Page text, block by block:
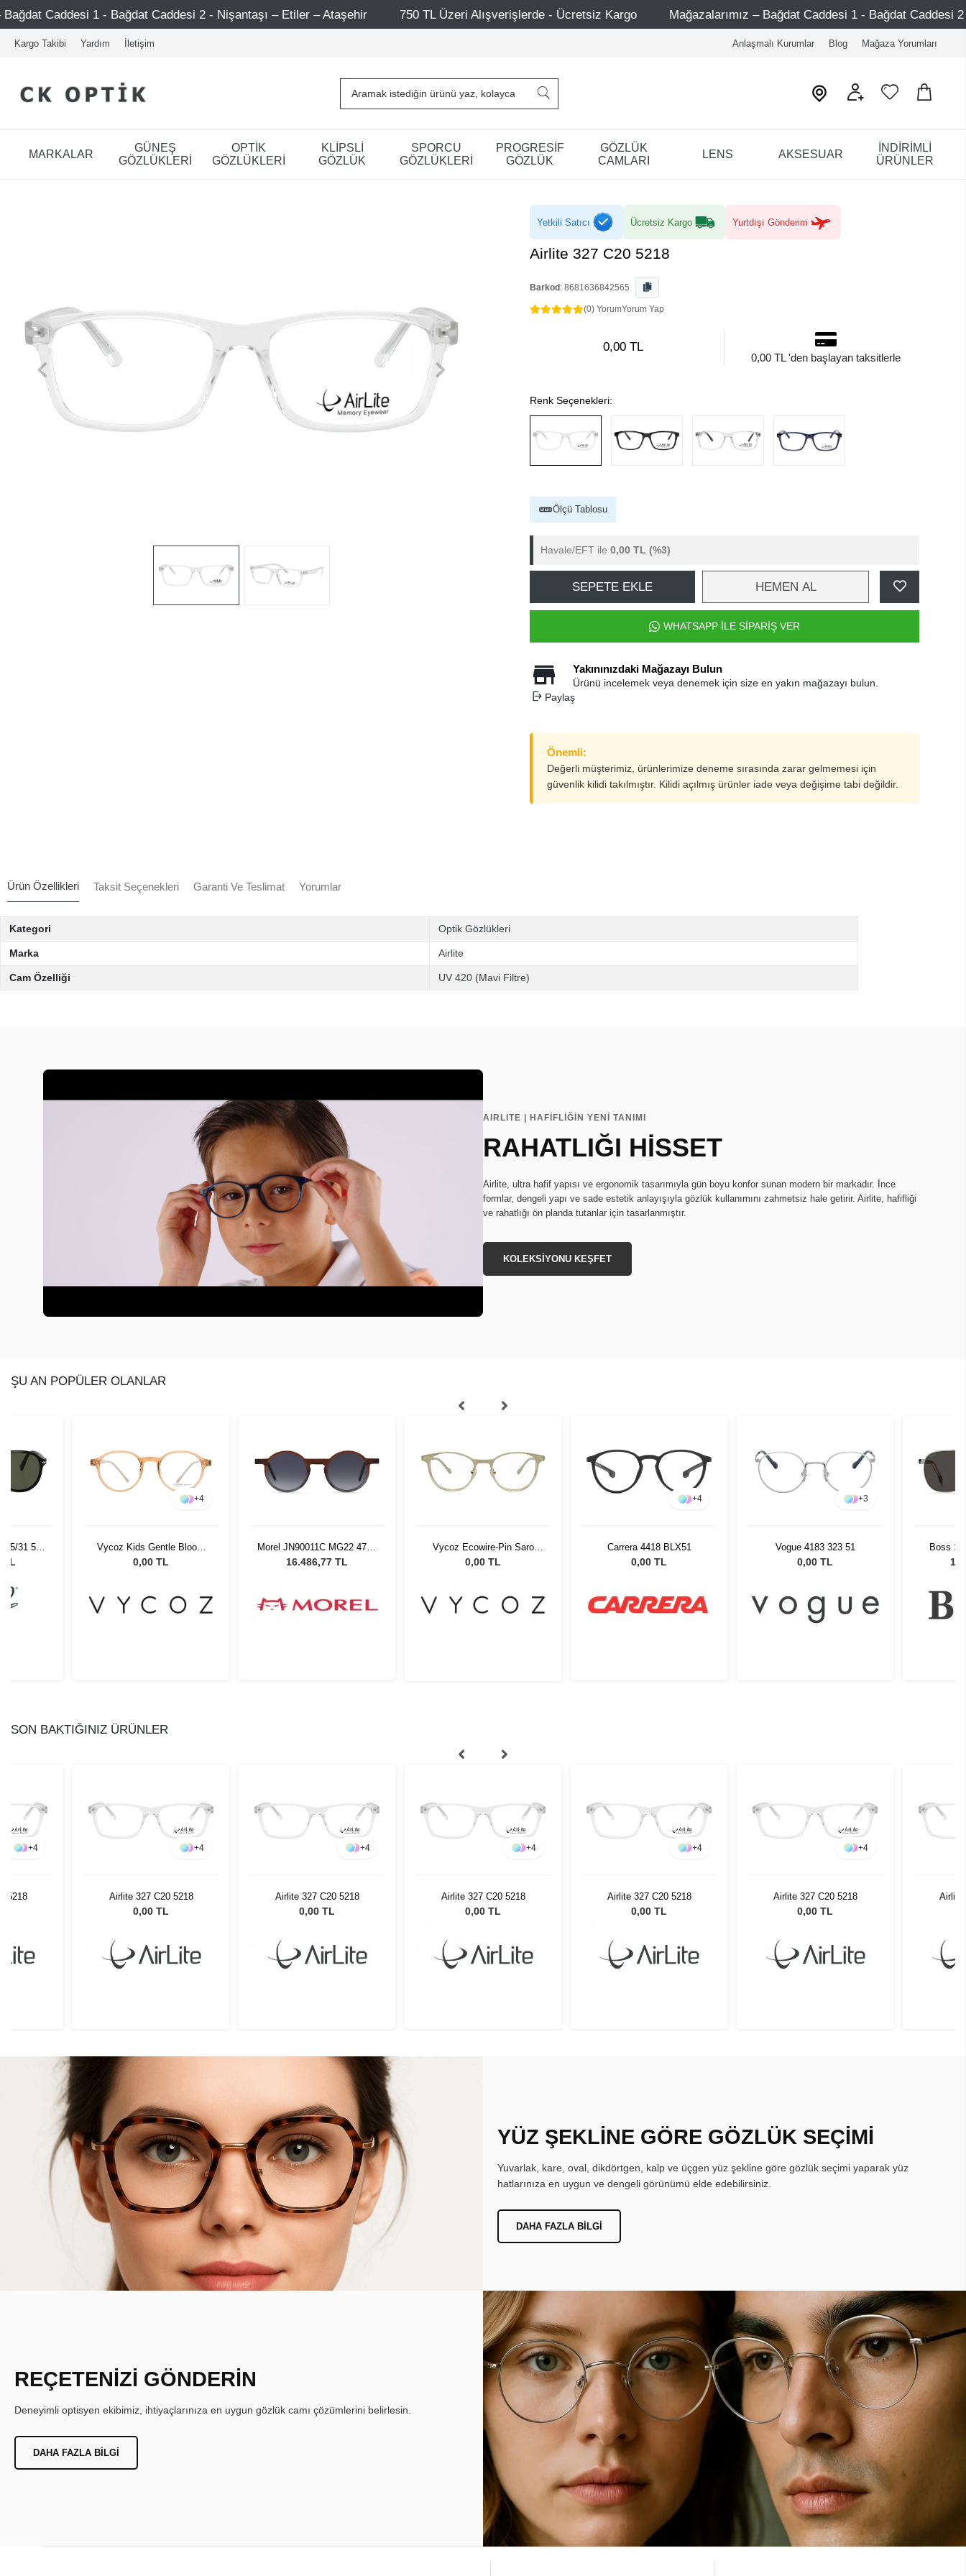
Bağdat Caddesi 2 - Nişantaşı – Etiler – Ataşehir 750 TL Üzeri Alışverişlerde - Ücretsiz Kargo Mağazalarımız – Bağdat Caddesi 1 - Bağdat Caddesi 2 - Nişantaşı –
Kargo Takibi Yardım İletişim Anlaşmalı Kurumlar Blog Mağaza Yorumları
MARKALAR
GÜNEŞ
GÖZLÜKLERİ
OPTİK
GÖZLÜKLERİ
KLİPSLİ
GÖZLÜK
SPORCU
GÖZLÜKLERİ
PROGRESİF
GÖZLÜK
GÖZLÜK
CAMLARI
LENS AKSESUAR
İNDİRİMLİ
ÜRÜNLER
Yetkili Satıcı Ücretsiz Kargo Yurtdışı Gönderim
Airlite 327 C20 5218
Barkod : 8681636842565
(0) YorumYorum Yap
0,00 TL
0,00 TL 'den başlayan taksitlerle
Renk Seçenekleri:
Ölçü Tablosu
Havale/EFT ile 0,00 TL (%3)
SEPETE EKLE HEMEN AL
WHATSAPP İLE SİPARİŞ VER
Yakınınızdaki Mağazayı Bulun
Ürünü incelemek veya denemek için size en yakın mağazayı bulun.
Paylaş
Önemli:
Değerli müşterimiz, ürünlerimize deneme sırasında zarar gelmemesi için
güvenlik kilidi takılmıştır. Kilidi açılmış ürünler iade veya değişime tabi değildir.
Ürün Özellikleri Taksit Seçenekleri Garanti Ve Teslimat Yorumlar
Kategori Optik Gözlükleri
Marka Airlite
Cam Özelliği UV 420 (Mavi Filtre)
AIRLITE | HAFİFLİĞİN YENİ TANIMI
RAHATLIĞI HİSSET
Airlite, ultra hafif yapısı ve ergonomik tasarımıyla gün boyu konfor sunan modern bir markadır. İnce
formlar, dengeli yapı ve sade estetik anlayışıyla gözlük kullanımını zahmetsiz hale getirir. Airlite, hafifliği
ve rahatlığı ön planda tutanlar için tasarlanmıştır.
KOLEKSİYONU KEŞFET
ŞU AN POPÜLER OLANLAR
95/31 55
TL
+4
Vycoz Kids Gentle Bloom
BRN 46-19 135
0,00 TL
Morel JN90011C MG22 4723
Unisex Güneş Gözlüğü
16.486,77 TL
Vycoz Ecowire-Pin Saro
TOP 50-19
0,00 TL
+4
Carrera 4418 BLX51
0,00 TL
+3
Vogue 4183 323 51
0,00 TL
Boss
SON BAKTIĞINIZ ÜRÜNLER
+4
5218
+4
Airlite 327 C20 5218
0,00 TL
+4
Airlite 327 C20 5218
0,00 TL
+4
Airlite 327 C20 5218
0,00 TL
+4
Airlite 327 C20 5218
0,00 TL
+4
Airlite 327 C20 5218
0,00 TL
Airlite
YÜZ ŞEKLİNE GÖRE GÖZLÜK SEÇİMİ
Yuvarlak, kare, oval, dikdörtgen, kalp ve üçgen yüz şekline göre gözlük seçimi yaparak yüz
hatlarınıza en uygun ve dengeli görünümü elde edebilirsiniz.
DAHA FAZLA BILGI
REÇETENİZİ GÖNDERİN
Deneyimli optisyen ekibimiz, ihtiyaçlarınıza en uygun gözlük camı çözümlerini belirlesin.
DAHA FAZLA BILGI